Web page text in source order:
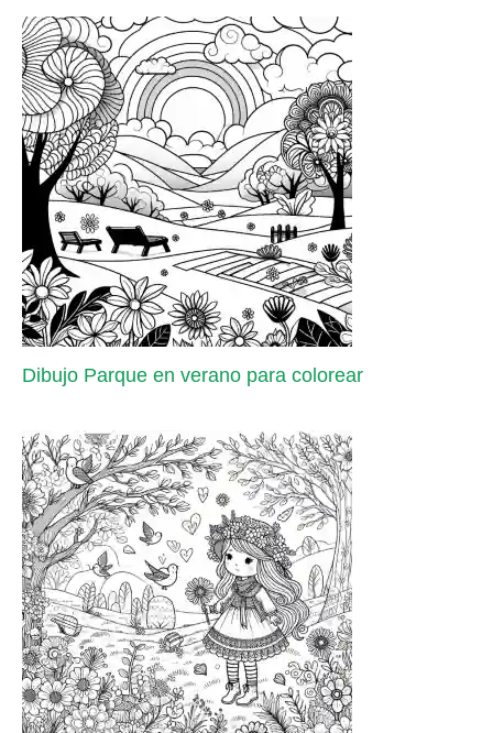
Dibujo Parque en verano para colorear